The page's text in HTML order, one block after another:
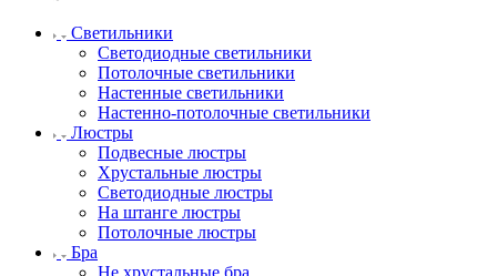
Светильники
Светодиодные светильники
Потолочные светильники
Настенные светильники
Настенно-потолочные светильники
Люстры
Подвесные люстры
Хрустальные люстры
Светодиодные люстры
На штанге люстры
Потолочные люстры
Бра
Не хрустальные бра